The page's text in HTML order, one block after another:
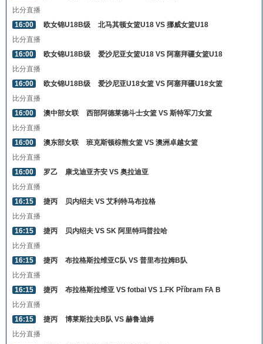
比分直播
16:00
欧女锦U18B级
北马其顿女篮U18 VS 挪威女篮U18
比分直播
16:00
欧女锦U18B级
爱沙尼亚女篮U18 VS 阿塞拜疆女篮U18
比分直播
16:00
欧女锦U18B级
爱沙尼亚U18女篮 VS 阿塞拜疆U18女篮
比分直播
16:00
澳中部女联
西部阿德莱德斗士女篮 VS 斯特军刀女篮
比分直播
16:00
澳东部女联
班克斯顿棕熊女篮 VS 澳洲卓越女篮
比分直播
16:00
罗乙
康戈迪亚齐安 VS 奥拉迪亚
比分直播
16:15
捷丙
贝内绍夫 VS 艾利特马布拉格
比分直播
16:15
捷丙
贝内绍夫 VS SK 阿里特玛普拉哈
比分直播
16:15
捷丙
布拉格斯拉维亚C队 VS 普里布拉姆B队
比分直播
16:15
捷丙
布拉格斯拉维亚 VS fotbal VS 1.FK Příbram FA B
比分直播
16:15
捷丙
博莱斯拉夫B队 VS 赫鲁迪姆
比分直播